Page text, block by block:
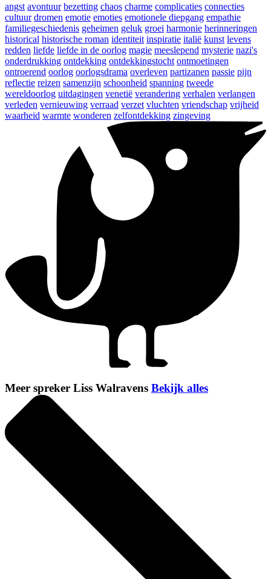
angst avontuur bezetting chaos charme complicaties connecties
cultuur dromen emotie emoties emotionele diepgang empathie
familiegeschiedenis geheimen geluk groei harmonie herinneringen
historical historische roman identiteit inspiratie italië kunst levens
redden liefde liefde in de oorlog magie meeslepend mysterie nazi's
onderdrukking ontdekking ontdekkingstocht ontmoetingen
ontroerend oorlog oorlogsdrama overleven partizanen passie pijn
reflectie reizen samenzijn schoonheid spanning tweede
wereldoorlog uitdagingen venetië verandering verhalen verlangen
verleden vernieuwing verraad verzet vluchten vriendschap vrijheid
waarheid warmte wonderen zelfontdekking zingeving
Meer spreker Liss Walravens Bekijk alles